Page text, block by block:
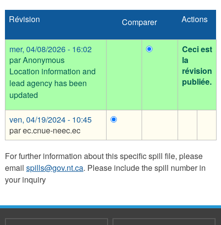
Révision Actions
mer, 04/08/2026 - 16:02
parAnonymous
Location information and
lead agency has been
updated
Ceci est
la
révision
publiée.
ven, 04/19/2024 - 10:45
parec.cnue-neec.ec
For further information about this specific spill file, please
email spills@gov.nt.ca. Please include the spill number in
your inquiry